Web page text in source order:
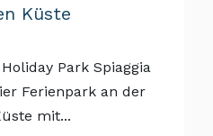
Küste
Park Spiaggia
Ferienpark an der
mit...